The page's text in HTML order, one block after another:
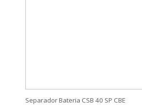
Separador Bateria CSB 40 SP CBE